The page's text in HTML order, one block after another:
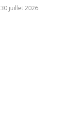
30 juillet 2026